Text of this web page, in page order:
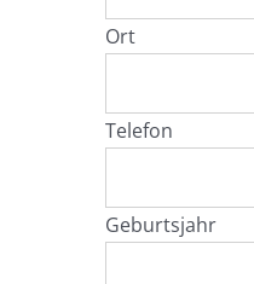
Ort
Telefon
Geburtsjahr